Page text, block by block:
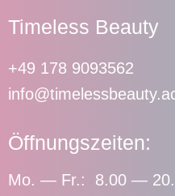
Timeless Beauty
+49 178 9093562
Öffnungszeiten:
Mo. — Fr.: 8.00 —